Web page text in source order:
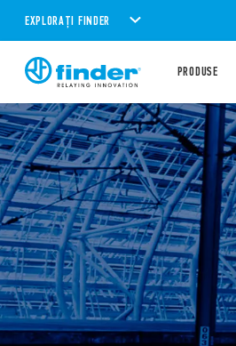
EXPLORAȚI FINDER
PRODUSE